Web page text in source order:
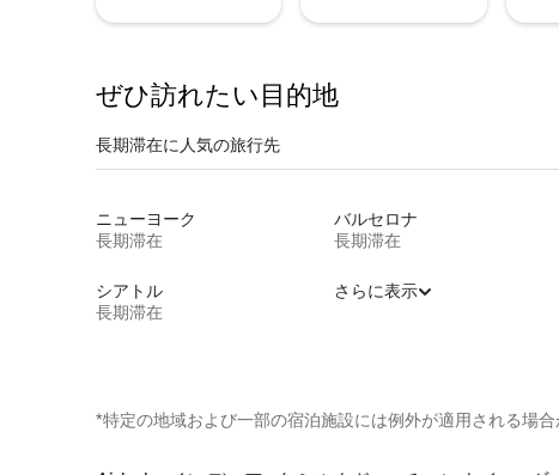
ぜひ訪⁠れ⁠た⁠い目⁠的⁠地
長期滞在に人気の旅行先
ニューヨーク
長期滞在
バルセロナ
長期滞在
シアトル
長期滞在
さらに表示
*特定の地域および一部の宿泊施設には例外が適用される場合